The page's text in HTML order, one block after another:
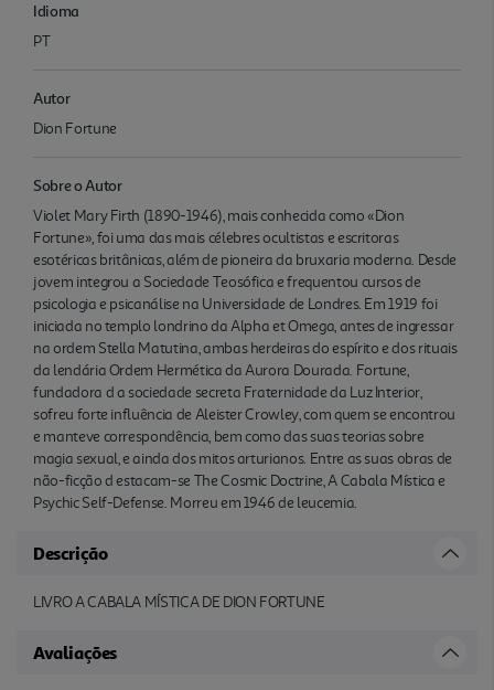
Idioma
PT
Autor
Dion Fortune
Sobre o Autor
Violet Mary Firth (1890-1946), mais conhecida como «Dion
Fortune», foi uma das mais célebres ocultistas e escritoras
esotéricas britânicas, além de pioneira da bruxaria moderna. Desde
jovem integrou a Sociedade Teosófica e frequentou cursos de
psicologia e psicanálise na Universidade de Londres. Em 1919 foi
iniciada no templo londrino da Alpha et Omega, antes de ingressar
na ordem Stella Matutina, ambas herdeiras do espírito e dos rituais
da lendária Ordem Hermética da Aurora Dourada. Fortune,
fundadora d a sociedade secreta Fraternidade da Luz Interior,
sofreu forte influência de Aleister Crowley, com quem se encontrou
e manteve correspondência, bem como das suas teorias sobre
magia sexual, e ainda dos mitos arturianos. Entre as suas obras de
não-ficção d estacam-se The Cosmic Doctrine, A Cabala Mística e
Psychic Self-Defense. Morreu em 1946 de leucemia.
Descrição
LIVRO A CABALA MÍSTICA DE DION FORTUNE
Avaliações